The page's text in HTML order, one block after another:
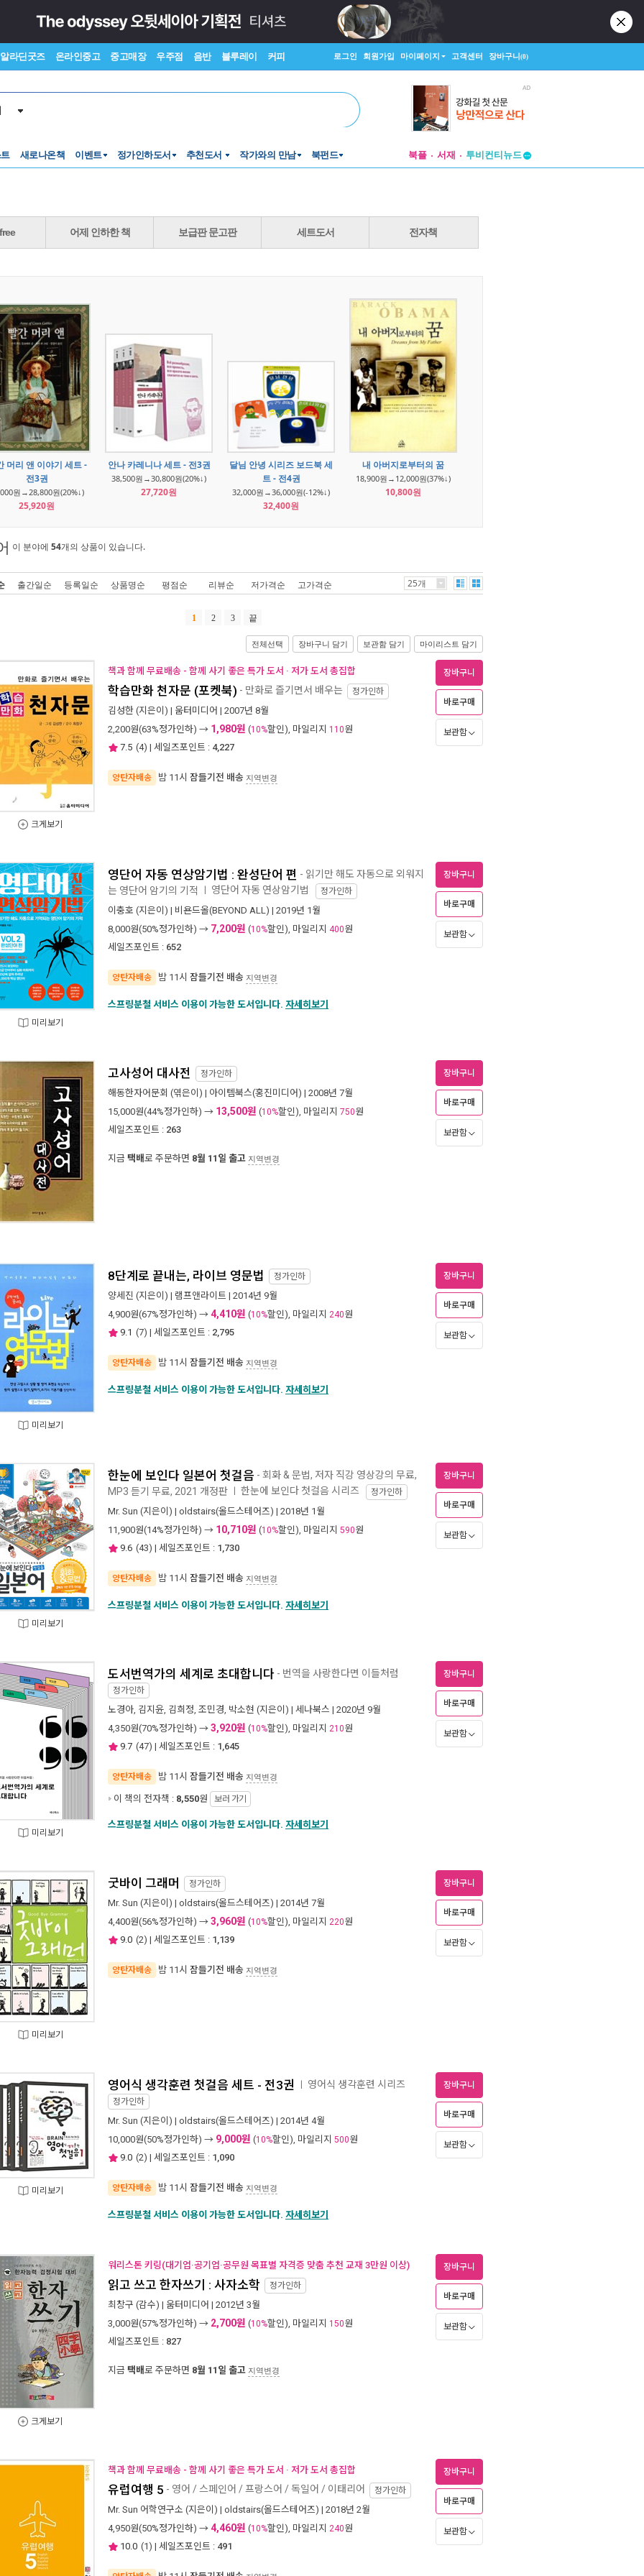
알라딘굿즈 온라인중고 중고매장 우주점 음반 블루레이 커피 로그인 회원가입 마이페이지 고객센터 장바구니(0)
새로나온책 이벤트 정가인하도서 추천도서 작가와의 만남 북펀드 북플 서재
투비컨티뉴드
어제 인하한 책 보급판 문고판 세트도서 전자책
머리 앤 이야기 세트 -
전3권
원→28,800원(20%↓)
25,920원
안나 카레니나 세트 - 전3권
38,500원→30,800원(20%↓)
27,720원
달님 안녕 시리즈 보드북 세
트 - 전4권
32,000원→36,000원(-12%↓)
32,400원
내 아버지로부터의 꿈
18,900원→12,000원(37%↓)
10,800원
이 분야에 54개의 상품이 있습니다.
출간일순 등록일순 상품명순 평점순 리뷰순 저가격순 고가격순 25개
1 2 3 끝
전체선택 장바구니 담기 보관함 담기 마이리스트 담기
크게보기
책과 함께 무료배송 - 함께 사기 좋은 특가 도서 · 저가 도서 총집합
학습만화 천자문 (포켓북) - 만화로 즐기면서 배우는 정가인하
김성한 (지은이) | 움터미디어 | 2007년 8월
2,200원(63%정가인하) → 1,980원 (10%할인), 마일리지 110원
7.5 (4) | 세일즈포인트 : 4,227
양탄자배송 밤 11시 잠들기전 배송 지역변경
장바구니
바로구매
보관함
미리보기
영단어 자동 연상암기법 : 완성단어 편 - 읽기만 해도 자동으로 외워지
는 영단어 암기의 기적 영단어 자동 연상암기법 정가인하
이충호 (지은이) | 비욘드올(BEYOND ALL) | 2019년 1월
8,000원(50%정가인하) → 7,200원 (10%할인), 마일리지 400원
세일즈포인트 : 652
양탄자배송 밤 11시 잠들기전 배송 지역변경
장바구니
바로구매
보관함
스프링분철 서비스 이용이 가능한 도서입니다. 자세히보기
고사성어 대사전 정가인하
해동한자어문회 (엮은이) | 아이템북스(홍진미디어) | 2008년 7월
15,000원(44%정가인하) → 13,500원 (10%할인), 마일리지 750원
세일즈포인트 : 263
지금 택배로 주문하면 8월 11일 출고 지역변경
장바구니
바로구매
보관함
미리보기
8단계로 끝내는, 라이브 영문법 정가인하
양세진 (지은이) | 램프앤라이트 | 2014년 9월
4,900원(67%정가인하) → 4,410원 (10%할인), 마일리지 240원
9.1 (7) | 세일즈포인트 : 2,795
양탄자배송 밤 11시 잠들기전 배송 지역변경
장바구니
바로구매
보관함
스프링분철 서비스 이용이 가능한 도서입니다. 자세히보기
미리보기
한눈에 보인다 일본어 첫걸음 - 회화 & 문법, 저자 직강 영상강의 무료,
MP3 듣기 무료, 2021 개정판 한눈에 보인다 첫걸음 시리즈 정가인하
Mr. Sun (지은이) | oldstairs(올드스테어즈) | 2018년 1월
11,900원(14%정가인하) → 10,710원 (10%할인), 마일리지 590원
9.6 (43) | 세일즈포인트 : 1,730
양탄자배송 밤 11시 잠들기전 배송 지역변경
장바구니
바로구매
보관함
스프링분철 서비스 이용이 가능한 도서입니다. 자세히보기
미리보기
도서번역가의 세계로 초대합니다 - 번역을 사랑한다면 이들처럼
정가인하
노경아, 김지윤, 김희정, 조민경, 박소현 (지은이) | 세나북스 | 2020년 9월
4,350원(70%정가인하) → 3,920원 (10%할인), 마일리지 210원
9.7 (47) | 세일즈포인트 : 1,645
양탄자배송 밤 11시 잠들기전 배송 지역변경
이 책의 전자책 : 8,550원 보러 가기
장바구니
바로구매
보관함
스프링분철 서비스 이용이 가능한 도서입니다. 자세히보기
미리보기
굿바이 그래머 정가인하
Mr. Sun (지은이) | oldstairs(올드스테어즈) | 2014년 7월
4,400원(56%정가인하) → 3,960원 (10%할인), 마일리지 220원
9.0 (2) | 세일즈포인트 : 1,139
양탄자배송 밤 11시 잠들기전 배송 지역변경
장바구니
바로구매
보관함
미리보기
영어식 생각훈련 첫걸음 세트 - 전3권 영어식 생각훈련 시리즈
정가인하
Mr. Sun (지은이) | oldstairs(올드스테어즈) | 2014년 4월
10,000원(50%정가인하) → 9,000원 (10%할인), 마일리지 500원
9.0 (2) | 세일즈포인트 : 1,090
양탄자배송 밤 11시 잠들기전 배송 지역변경
장바구니
바로구매
보관함
스프링분철 서비스 이용이 가능한 도서입니다. 자세히보기
크게보기
워리스톤 키링(대기업·공기업·공무원 목표별 자격증 맞춤 추천 교재 3만원 이상)
읽고 쓰고 한자쓰기 : 사자소학 정가인하
최창구 (감수) | 움터미디어 | 2012년 3월
3,000원(57%정가인하) → 2,700원 (10%할인), 마일리지 150원
세일즈포인트 : 827
지금 택배로 주문하면 8월 11일 출고 지역변경
장바구니
바로구매
보관함
책과 함께 무료배송 - 함께 사기 좋은 특가 도서 · 저가 도서 총집합
유럽여행 5 - 영어 / 스페인어 / 프랑스어 / 독일어 / 이태리어 정가인하
Mr. Sun 어학연구소 (지은이) | oldstairs(올드스테어즈) | 2018년 2월
4,950원(50%정가인하) → 4,460원 (10%할인), 마일리지 240원
10.0 (1) | 세일즈포인트 : 491
장바구니
바로구매
보관함